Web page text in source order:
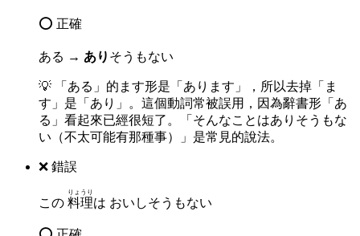
⭕ 正確
ある → あり そうもない
💡
「ある」的ます形是「あります」，所以去掉「ま
す」是「あり」。這個動詞常被誤用，因為辭書形「あ
る」看起來已經很短了。「そんなことはありそうもな
い（不太可能有那種事）」是常見的說法。
❌ 錯誤
この 料理
りょうり
は おいしそうもない